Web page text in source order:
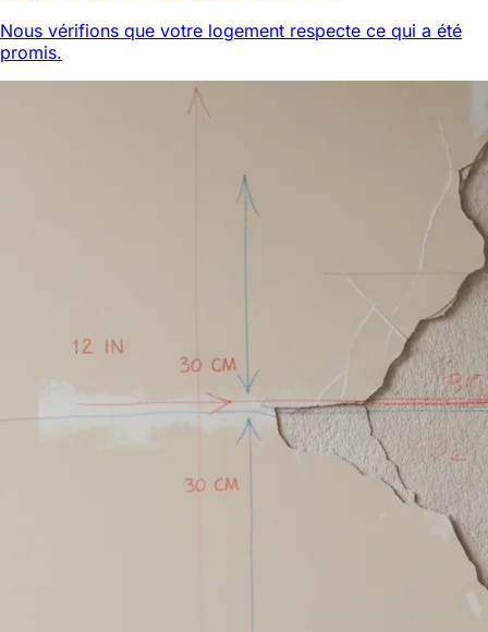
Nous vérifions que votre logement respecte ce qui a été
promis.